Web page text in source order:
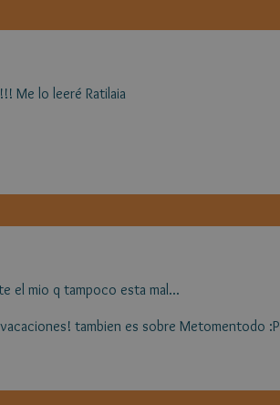
Me lo leeré Ratilaia
el mio q tampoco esta mal...
vacaciones! tambien es sobre Metomentodo :P